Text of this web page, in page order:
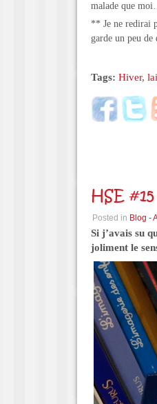
malade que
** Je ne redirai
garde un peu
Tags: Hiver,
HSE
Posted in Blog -
Si j’avais su
joliment le